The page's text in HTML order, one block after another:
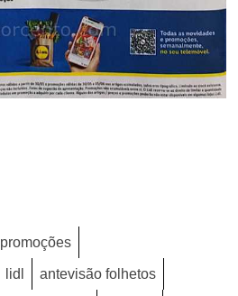
promoções
lidl antevisão folhetos